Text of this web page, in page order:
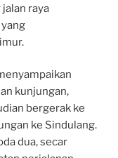
raya
kunjungan,
bergerak ke
ke Sindulang.
dua, secar